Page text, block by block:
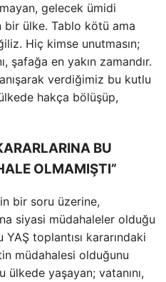
gelecek ümidi
bir ülke. Tablo kötü ama
Hiç kimse unutmasın;
şafağa en yakın zamandır.
verdiğimiz bu kutlu
hakça bölüşüp,
BU
OLMAMIŞTI”
bir soru üzerine,
siyasi müdahaleler olduğu
toplantısı kararındaki
müdahalesi olduğunu
yaşayan; vatanını,